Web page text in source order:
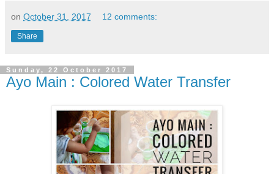
on October 31, 2017 12 comments:
Share
Sunday, 22 October 2017
Ayo Main : Colored Water Transfer